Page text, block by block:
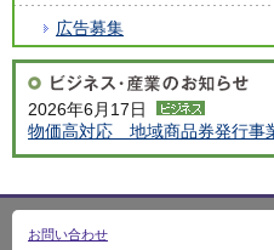
広告募集
2026年6月17日
物価高対応 地域商品券発行事
お問い合わせ